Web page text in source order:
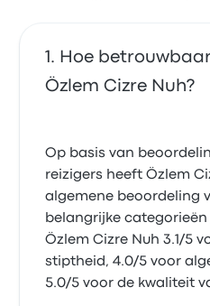
Hoe
Özlem Cizre Nuh?
Op basis van
reizigers heeft Özlem
algemene beoordeling
belangrijke categorieën
Özlem Cizre Nuh 3.1/5
stiptheid, 4.0/5 voor
5.0/5 voor de kwaliteit